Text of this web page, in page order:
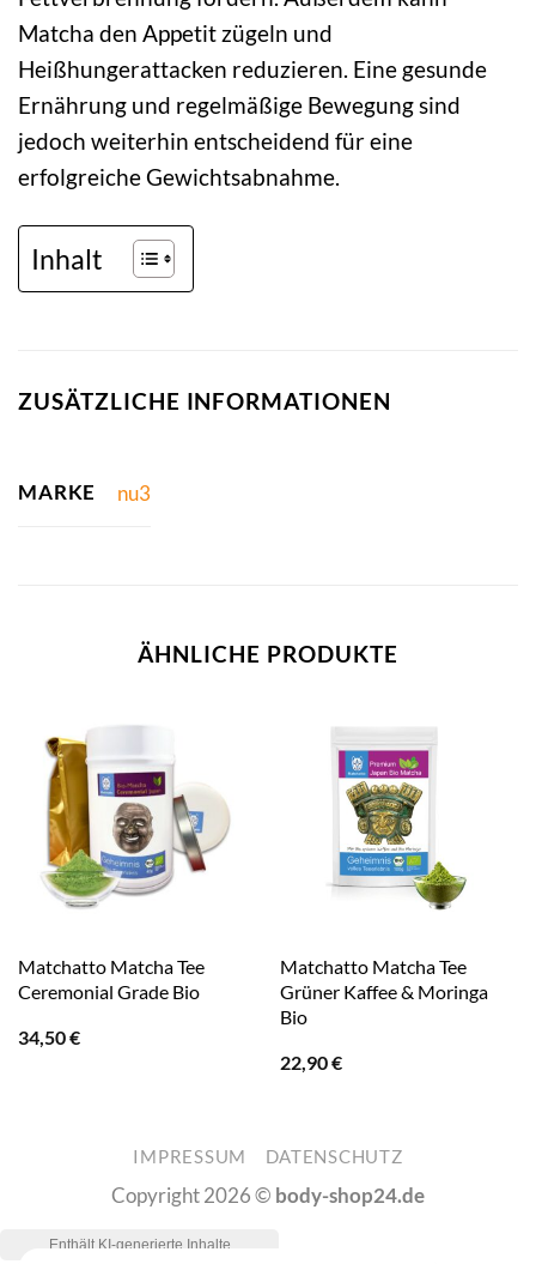
Matcha den Appetit zügeln und
Heißhungerattacken reduzieren. Eine gesunde
Ernährung und regelmäßige Bewegung sind
jedoch weiterhin entscheidend für eine
erfolgreiche Gewichtsabnahme.
Inhalt
ZUSÄTZLICHE INFORMATIONEN
MARKE nu3
ÄHNLICHE PRODUKTE
Matchatto Matcha Tee
Ceremonial Grade Bio
34,50€
Matchatto Matcha Tee
Grüner Kaffee & Moringa
Bio
22,90€
IMPRESSUM DATENSCHUTZ
Copyright 2026 © body-shop24.de